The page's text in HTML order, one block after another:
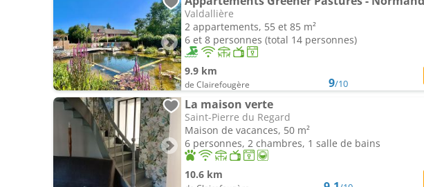
Valdallière
2 appartements, 55 et 85 m²
6 et 8 personnes (total 14 personnes)
9.9 km
de Clairefougère 9/10
La maison verte
Saint-Pierre du Regard
Maison de vacances, 50 m²
6 personnes, 2 chambres, 1 salle de bains
10.6 km